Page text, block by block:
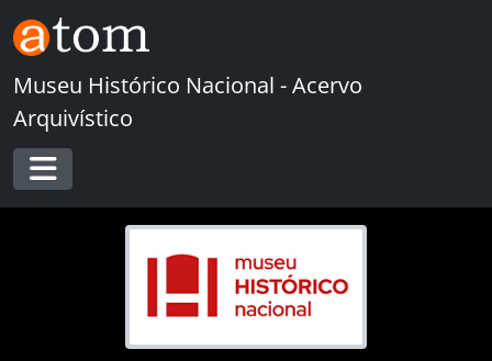
Skip to main content
Museu Histórico Nacional - Acervo
Arquivístico
Toggle navigation